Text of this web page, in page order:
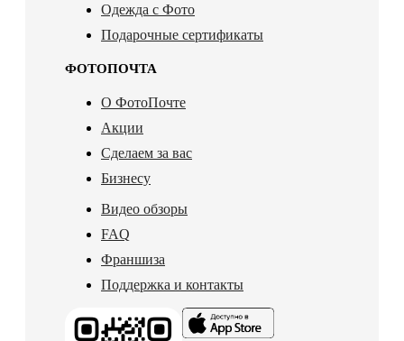
Одежда с Фото
Подарочные сертификаты
ФОТОПОЧТА
О ФотоПочте
Акции
Сделаем за вас
Бизнесу
Видео обзоры
FAQ
Франшиза
Поддержка и контакты